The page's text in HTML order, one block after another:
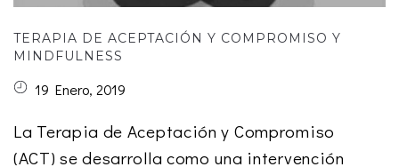
TERAPIA DE ACEPTACIÓN Y COMPROMISO Y
MINDFULNESS
19 Enero, 2019
La Terapia de Aceptación y Compromiso
(ACT) se desarrolla como una intervención